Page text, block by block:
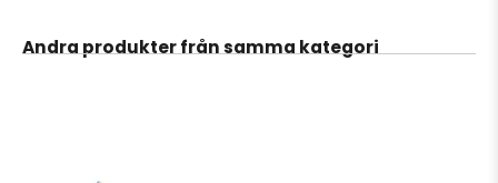
Andra produkter från samma kategori